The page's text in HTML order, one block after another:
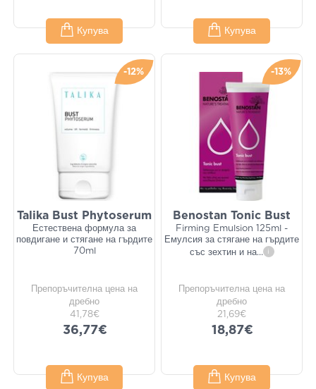
Купува Купува
-12%
Talika Bust Phytoserum
Естествена формула за
повдигане и стягане на гърдите
70ml
Препоръчителна цена на
дребно
41,78€
36,77€
Купува
-13%
Benostan Tonic Bust
Firming Emulsion 125ml -
Емулсия за стягане на гърдите
със зехтин и на... i
Препоръчителна цена на
дребно
21,69€
18,87€
Купува